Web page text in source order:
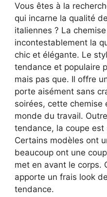
Vous êtes à la
qui incarne la qualité
italiennes ? La
incontestablement la
chic et élégante. Le
tendance et populaire
mais pas que. Il offre
porte aisément sans
soirées, cette chemise
monde du travail.
tendance, la coupe
Certains modèles ont
beaucoup ont une
met en avant le corps.
apporte un frais look
tendance.